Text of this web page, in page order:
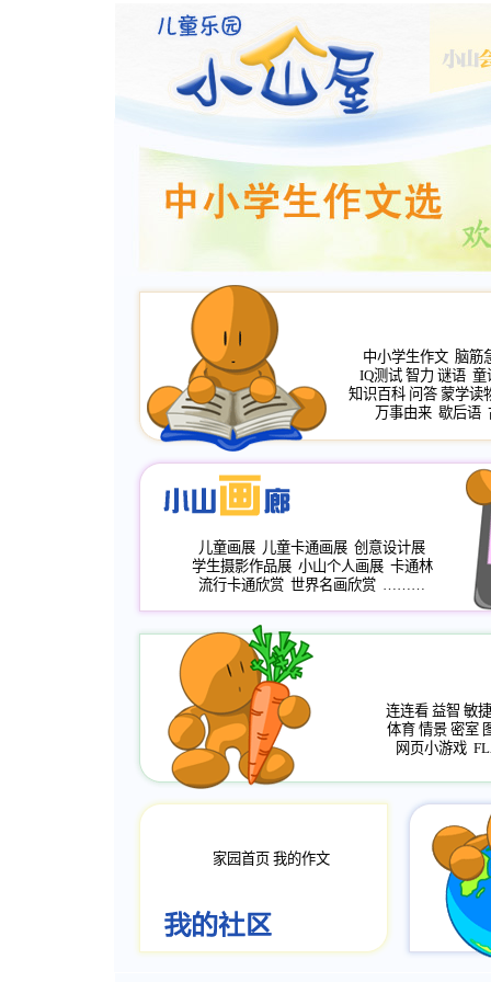
中小学生作文 脑筋
IQ测试 智力 谜语 童
知识百科 问答 蒙学读
万事由来 歇后语
儿童画展 儿童卡通画展 创意设计展
学生摄影作品展 小山个人画展 卡通林
流行卡通欣赏 世界名画欣赏 ………
连连看 益智 敏捷
体育 情景 密室
网页小游戏
家园首页 我的作文